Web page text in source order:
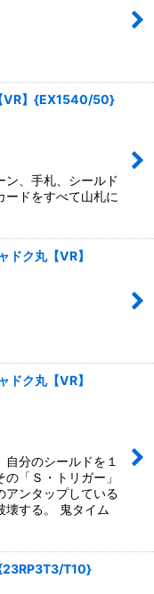
VR】{EX1540/50}
ン、手札、シールド
ードをすべて山札に
ドク丸【VR】
ドク丸【VR】
自分のシールドを１
「Ｓ・トリガー」
アンタップしている
壊する。 鬼タイム
{23RP3T3/T10}